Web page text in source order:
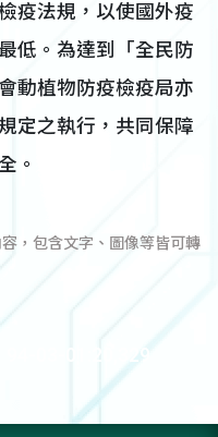
疫法規，以使國外疫
低。為達到「全民防
動植物防疫檢疫局亦
定之執行，共同保障
。
，包含文字、圖像等皆可轉
94-03-01:20,329